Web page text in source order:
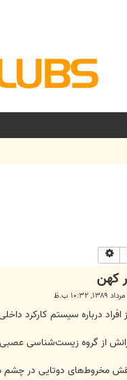
جستجو
کهن
درباره سیستم کارکرد
از گروه زیست‌شناسی عصبی
مخروط‌های دوتایی در چشم